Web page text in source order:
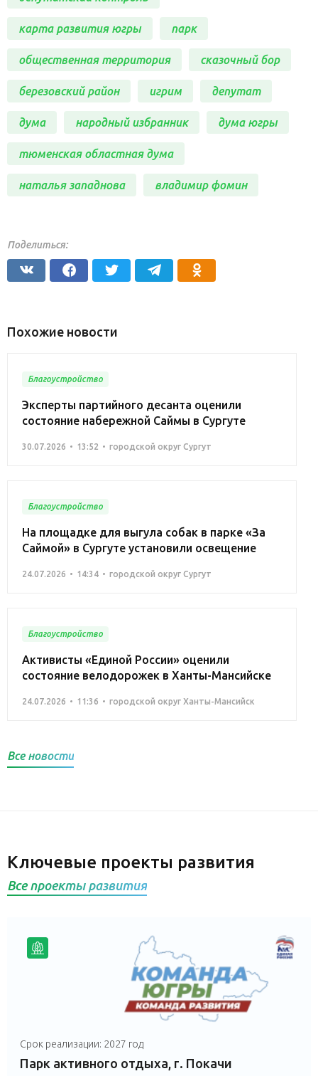
карта развития югры парк
общественная территория сказочный бор
березовский район игрим депутат
дума народный избранник дума югры
тюменская областная дума
наталья западнова владимир фомин
Поделиться:
Похожие новости
Благоустройство
Эксперты партийного десанта оценили
состояние набережной Саймы в Сургуте
30.07.2026 13:52 городской округ Сургут
Благоустройство
На площадке для выгула собак в парке «За
Саймой» в Сургуте установили освещение
24.07.2026 14:34 городской округ Сургут
Благоустройство
Активисты «Единой России» оценили
состояние велодорожек в Ханты-Мансийске
24.07.2026 11:36 городской округ Ханты-Мансийск
Все новости
Ключевые проекты развития
Все проекты развития
Срок реализации: 2027 год
Парк активного отдыха, г. Покачи